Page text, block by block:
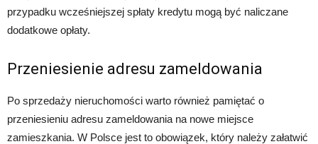
przypadku wcześniejszej spłaty kredytu mogą być naliczane
dodatkowe opłaty.
Przeniesienie adresu zameldowania
Po sprzedaży nieruchomości warto również pamiętać o
przeniesieniu adresu zameldowania na nowe miejsce
zamieszkania. W Polsce jest to obowiązek, który należy załatwić